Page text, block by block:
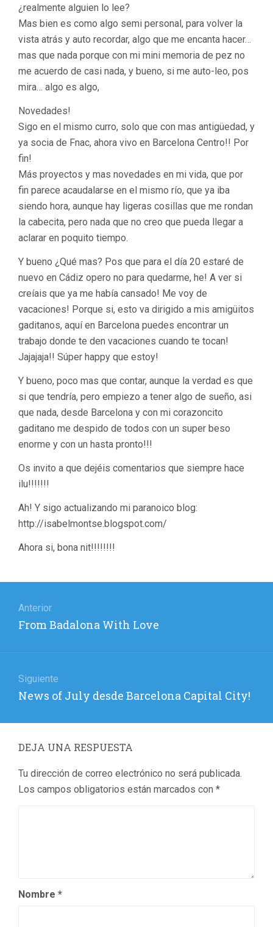
¿realmente alguien lo lee?
Mas bien es como algo semi personal, para volver la
vista atrás y auto recordar, algo que me encanta hacer…
mas que nada porque con mi mini memoria de pez no
me acuerdo de casi nada, y bueno, si me auto-leo, pos
mira… algo es algo,
Novedades!
Sigo en el mismo curro, solo que con mas antigüedad, y
ya socia de Fnac, ahora vivo en Barcelona Centro!! Por
fin!
Más proyectos y mas novedades en mi vida, que por
fin parece acaudalarse en el mismo río, que ya iba
siendo hora, aunque hay ligeras cosillas que me rondan
la cabecita, pero nada que no creo que pueda llegar a
aclarar en poquito tiempo.
Y bueno ¿Qué mas? Pos que para el día 20 estaré de
nuevo en Cádiz opero no para quedarme, he! A ver si
creíais que ya me había cansado! Me voy de
vacaciones! Porque si, esto va dirigido a mis amigüitos
gaditanos, aquí en Barcelona puedes encontrar un
trabajo donde te den vacaciones cuando te tocan!
Jajajaja!! Súper happy que estoy!
Y bueno, poco mas que contar, aunque la verdad es que
si que tendría, pero empiezo a tener algo de sueño, asi
que nada, desde Barcelona y con mi corazoncito
gaditano me despido de todos con un super beso
enorme y con un hasta pronto!!!
Os invito a que dejéis comentarios que siempre hace
ilu!!!!!!!
Ah! Y sigo actualizando mi paranoico blog:
http://isabelmontse.blogspot.com/
Ahora si, bona nit!!!!!!!!
de
entradas
Anterior
Entrada
From Badalona With Love
Siguiente
Entrada
News of July desde Barcelona Capital City!
DEJA UNA RESPUESTA
Tu dirección de correo electrónico no será publicada.
Los campos obligatorios están marcados con *
Nombre *